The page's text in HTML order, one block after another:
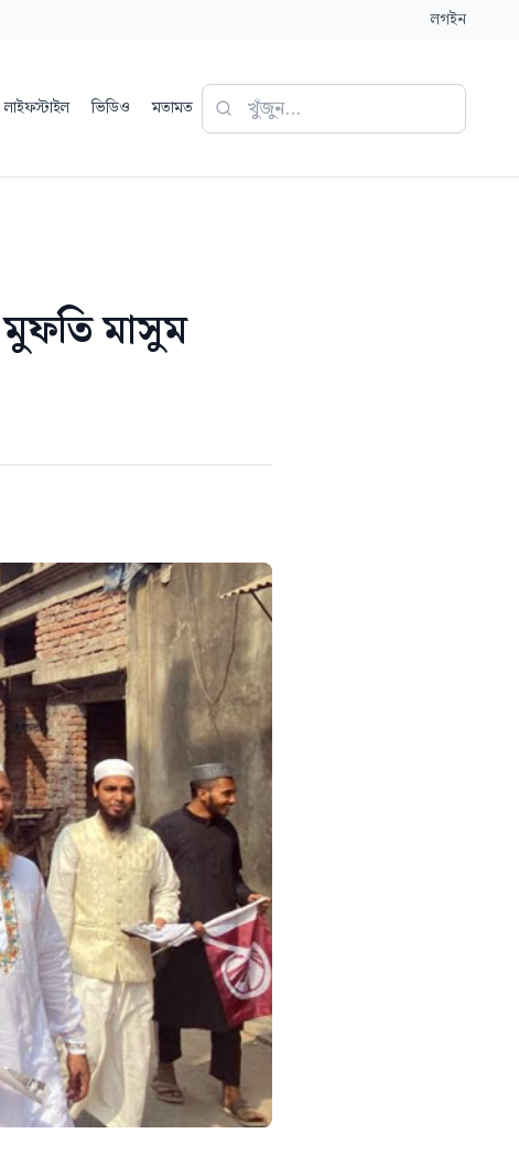
লগইন
লাইফস্টাইল ভিডিও মতামত
মাসুম